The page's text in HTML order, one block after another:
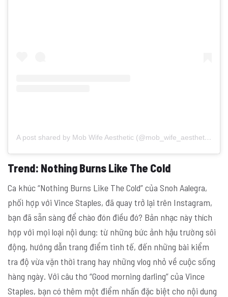
A post shared by Mob Wife Aesthetic (@mob_wife_aesthetic)
Trend: Nothing Burns Like The Cold
Ca khúc “Nothing Burns Like The Cold” của Snoh Aalegra,
phối hợp với Vince Staples, đã quay trở lại trên Instagram,
bạn đã sẵn sàng để chào đón điều đó? Bản nhạc này thích
hợp với mọi loại nội dung: từ những bức ảnh hậu trường sôi
động, hướng dẫn trang điểm tinh tế, đến những bài kiểm
tra độ vừa vặn thời trang hay những vlog nhỏ về cuộc sống
hàng ngày. Với câu thơ “Good morning darling” của Vince
Staples, bạn có thêm một điểm nhấn đặc biệt cho nội dung